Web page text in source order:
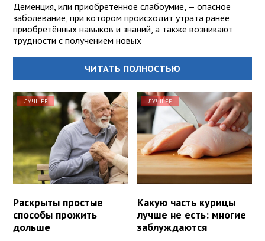
Деменция, или приобретённое слабоумие, — опасное
заболевание, при котором происходит утрата ранее
приобретённых навыков и знаний, а также возникают
трудности с получением новых
ЧИТАТЬ ПОЛНОСТЬЮ
ЛУЧШЕЕ
Раскрыты простые
способы прожить
дольше
ЛУЧШЕЕ
Какую часть курицы
лучше не есть: многие
заблуждаются